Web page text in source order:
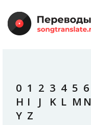
0 1 2 3 4 5 6
H I J K L M N
Y Z